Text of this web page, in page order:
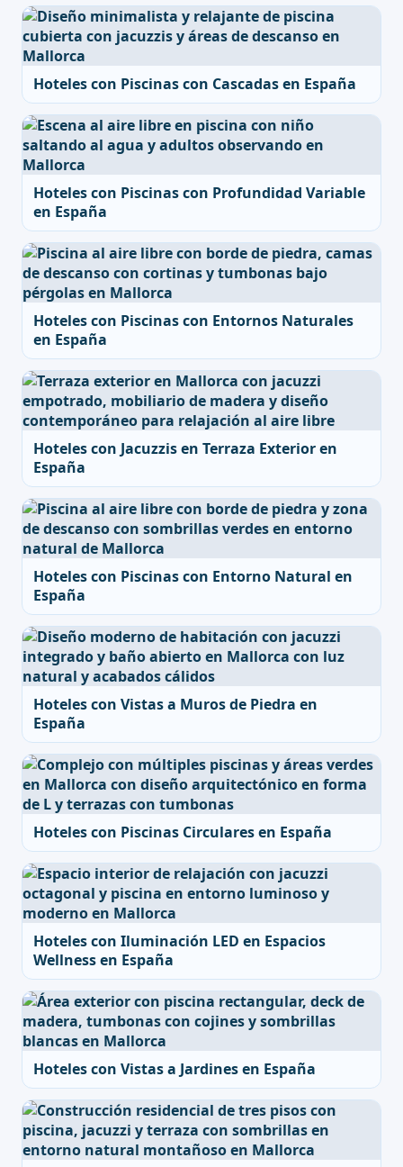
Hoteles con Piscinas con Cascadas en España
Hoteles con Piscinas con Profundidad Variable
en España
Hoteles con Piscinas con Entornos Naturales
en España
Hoteles con Jacuzzis en Terraza Exterior en
España
Hoteles con Piscinas con Entorno Natural en
España
Hoteles con Vistas a Muros de Piedra en
España
Hoteles con Piscinas Circulares en España
Hoteles con Iluminación LED en Espacios
Wellness en España
Hoteles con Vistas a Jardines en España